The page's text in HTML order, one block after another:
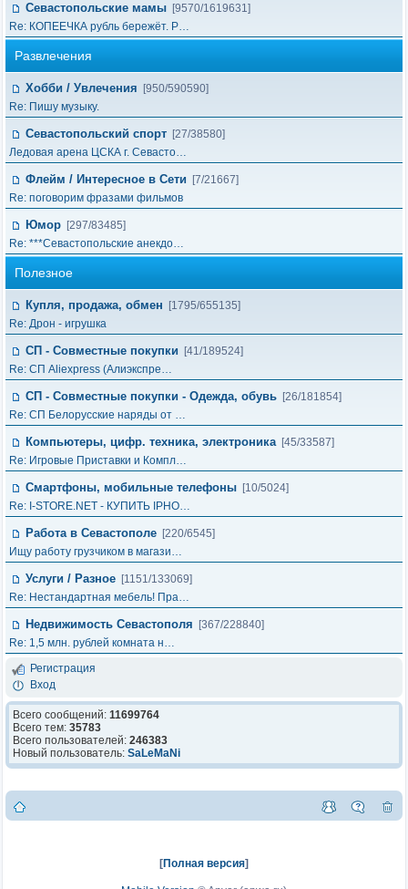
Севастопольские мамы [9570/1619631]
Re: КОПЕЕЧКА рубль бережёт. Р…
Развлечения
Хобби / Увлечения
[950/590590]
Re: Пишу музыку.
Севастопольский спорт [27/38580]
Ледовая арена ЦСКА г. Севасто…
Флейм / Интересное в Cети
[7/21667]
Re: поговорим фразами фильмов
Юмор [297/83485]
Re: ***Севастопольские анекдо…
Полезное
Купля, продажа, обмен
[1795/655135]
Re: Дрон - игрушка
СП - Совместные покупки
[41/189524]
Re: СП Aliexpress (Алиэкспре…
СП - Совместные покупки - Одежда, обувь [26/181854]
Re: СП Белорусские наряды от …
Компьютеры, цифр. техника, электроника [45/33587]
Re: Игровые Приставки и Компл…
Смартфоны, мобильные телефоны [10/5024]
Re: I-STORE.NET - КУПИТЬ IPHO…
Работа в Севастополе [220/6545]
Ищу работу грузчиком в магази…
Услуги / Разное [1151/133069]
Re: Нестандартная мебель! Пра…
Недвижимость Севастополя
[367/228840]
Re: 1,5 млн. рублей комната н…
Регистрация
Вход
Всего сообщений: 11699764
Всего тем: 35783
Всего пользователей: 246383
Новый пользователь: SaLeMaNi
[Полная версия]